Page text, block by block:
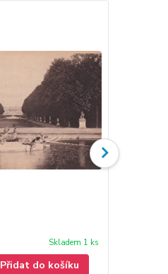
Skladem 1 ks
Přidat do košíku